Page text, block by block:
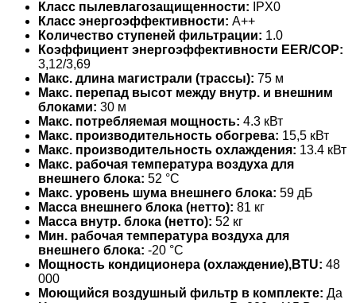
Класс пылевлагозащищенности: IPX0
Класс энергоэффективности: A++
Количество ступеней фильтрации: 1.0
Коэффициент энергоэффективности EER/COP:
3,12/3,69
Макс. длина магистрали (трассы): 75 м
Макс. перепад высот между внутр. и внешним
блоками: 30 м
Макс. потребляемая мощность: 4.3 кВт
Макс. производительность обогрева: 15,5 кВт
Макс. производительность охлаждения: 13.4 кВт
Макс. рабочая температура воздуха для
внешнего блока: 52 °С
Макс. уровень шума внешнего блока: 59 дБ
Масса внешнего блока (нетто): 81 кг
Масса внутр. блока (нетто): 52 кг
Мин. рабочая температура воздуха для
внешнего блока: -20 °С
Мощность кондиционера (охлаждение),BTU: 48
000
Моющийся воздушный фильтр в комплекте: Да